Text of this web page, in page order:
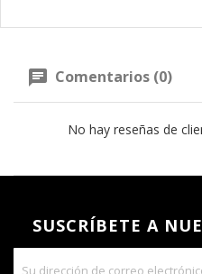
Comentarios (0)
No hay reseñas de
SUSCRÍBETE A